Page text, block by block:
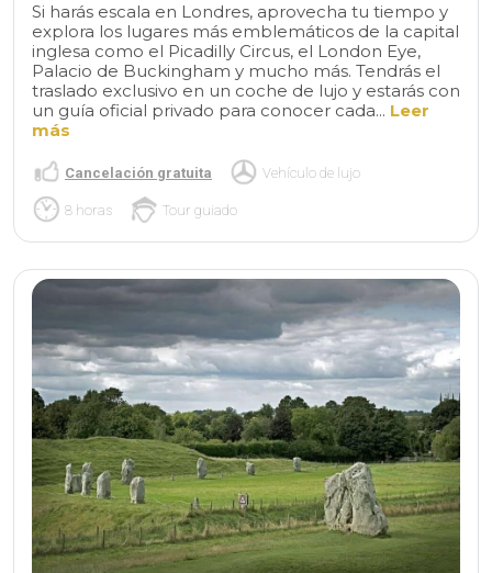
Si harás escala en Londres, aprovecha tu tiempo y
explora los lugares más emblemáticos de la capital
inglesa como el Picadilly Circus, el London Eye,
Palacio de Buckingham y mucho más. Tendrás el
traslado exclusivo en un coche de lujo y estarás con
un guía oficial privado para conocer cada... Leer
más
Cancelación gratuita Vehículo de lujo
8 horas Tour guiado